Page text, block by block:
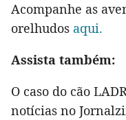
Acompanhe as
orelhudos aqui.
Assista também:
O caso do cão
notícias no